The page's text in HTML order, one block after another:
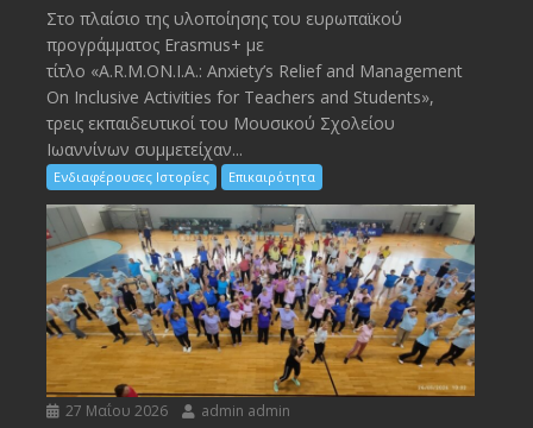
Στο πλαίσιο της υλοποίησης του ευρωπαϊκού
προγράμματος Erasmus+ με
τίτλο «A.R.M.ON.I.A.: Anxiety’s Relief and Management
On Inclusive Activities for Teachers and Students»,
τρεις εκπαιδευτικοί του Μουσικού Σχολείου
Ιωαννίνων συμμετείχαν...
Ενδιαφέρουσες Ιστορίες Επικαιρότητα
27 Μαΐου 2026 admin admin